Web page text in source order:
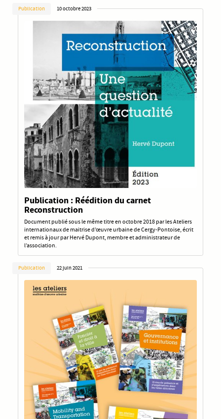
Publication 10 octobre 2023
Publication : Réédition du carnet
Reconstruction
Document publié sous le même titre en octobre 2018 par les Ateliers
internationaux de maitrise d’œuvre urbaine de Cergy-Pontoise, écrit
et remis à jour par Hervé Dupont, membre et administrateur de
l’association.
Publication 22 juin 2021